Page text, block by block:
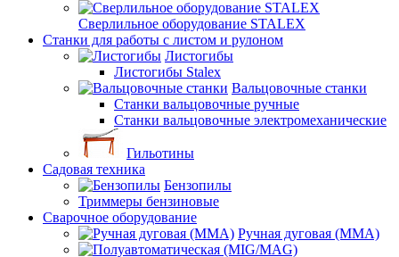
Сверлильное оборудование STALEX
Станки для работы с листом и рулоном
Листогибы
Листогибы Stalex
Вальцовочные станки
Станки вальцовочные ручные
Станки вальцовочные электромеханические
Гильотины
Садовая техника
Бензопилы
Триммеры бензиновые
Сварочное оборудование
Ручная дуговая (MMA)